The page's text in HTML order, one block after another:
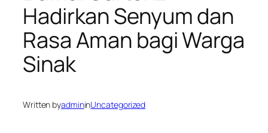
Hadirkan Senyum dan
Rasa Aman bagi Warga
Sinak
Written byadmininUncategorized